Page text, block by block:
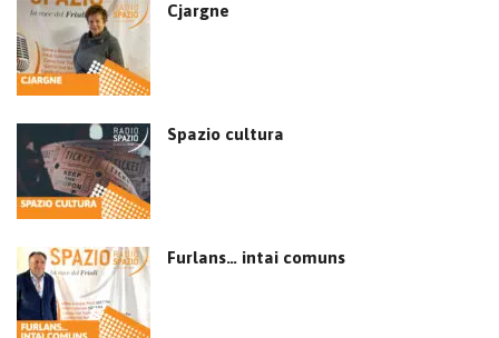
Cjargne
Spazio cultura
Furlans… intai comuns